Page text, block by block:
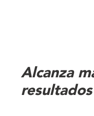
Alcanza
resultados